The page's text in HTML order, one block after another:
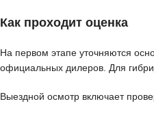
Как проходит оценка
На первом этапе уточняются
официальных дилеров. Для
Выездной осмотр включает